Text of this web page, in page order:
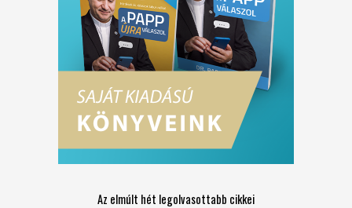
Az elmúlt hét legolvasottabb cikkei